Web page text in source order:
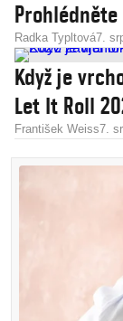
Radka Typltová7.
Když je
Let It Roll
František Weiss7.